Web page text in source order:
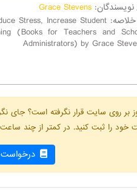
نویسندگان:Grace Stevens
خلاصه:Stress, Increase Student
(Books for Teachers and
Administrators) by Grace
بر روی سایت قرار نگرفته است؟
را ثبت کنید. در کمتر از چند